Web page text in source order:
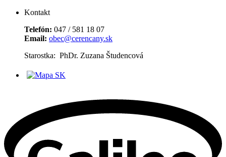
Kontakt
Telefón: 047 / 581 18 07
Email: obec@cerencany.sk
Starostka: PhDr. Zuzana Študencová